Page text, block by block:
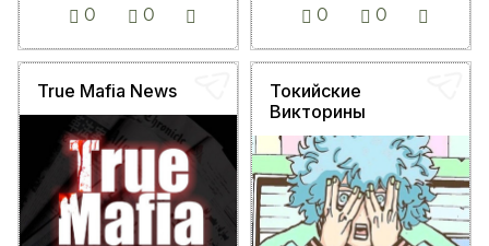
0 0 0 0
True Mafia News
Токийские
Викторины